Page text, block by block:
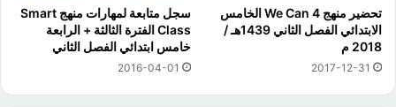
تحضير منهج We Can 4 الخامس
الابتدائي الفصل الثاني 1439هـ /
2018 م
2017-12-31
سجل متابعة لمهارات منهج Smart
Class الفترة الثالثة + الرابعة
خامس ابتدائي الفصل الثاني
2016-04-01